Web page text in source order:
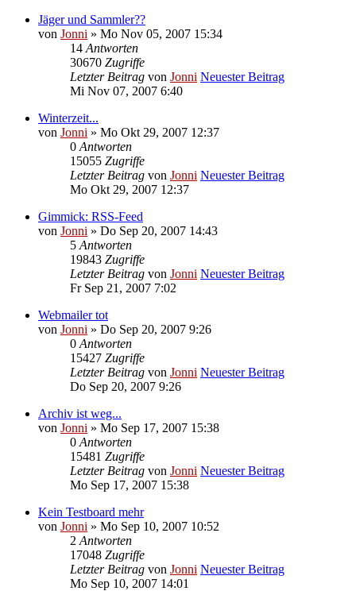
Jäger und Sammler??
von Jonni » Mo Nov 05, 2007 15:34
14 Antworten
30670 Zugriffe
Letzter Beitrag von Jonni Neuester Beitrag
Mi Nov 07, 2007 6:40
Winterzeit...
von Jonni » Mo Okt 29, 2007 12:37
0 Antworten
15055 Zugriffe
Letzter Beitrag von Jonni Neuester Beitrag
Mo Okt 29, 2007 12:37
Gimmick: RSS-Feed
von Jonni » Do Sep 20, 2007 14:43
5 Antworten
19843 Zugriffe
Letzter Beitrag von Jonni Neuester Beitrag
Fr Sep 21, 2007 7:02
Webmailer tot
von Jonni » Do Sep 20, 2007 9:26
0 Antworten
15427 Zugriffe
Letzter Beitrag von Jonni Neuester Beitrag
Do Sep 20, 2007 9:26
Archiv ist weg...
von Jonni » Mo Sep 17, 2007 15:38
0 Antworten
15481 Zugriffe
Letzter Beitrag von Jonni Neuester Beitrag
Mo Sep 17, 2007 15:38
Kein Testboard mehr
von Jonni » Mo Sep 10, 2007 10:52
2 Antworten
17048 Zugriffe
Letzter Beitrag von Jonni Neuester Beitrag
Mo Sep 10, 2007 14:01